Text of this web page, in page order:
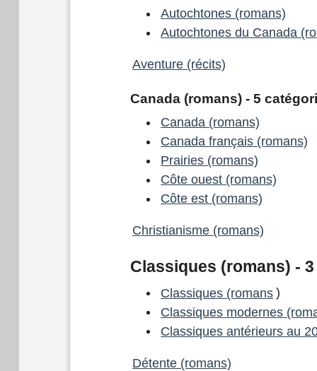
Autochtones (romans)
Autochtones du Canada
Aventure (récits)
Canada (romans) - 5
Canada (romans)
Canada français (romans)
Prairies (romans)
Côte ouest (romans)
Côte est (romans)
Christianisme (romans)
Classiques (romans) -
Classiques (romans )
Classiques modernes
Classiques antérieurs au
Détente (romans)